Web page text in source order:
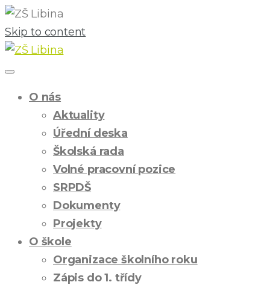
Skip to content
O nás
Aktuality
Úřední deska
Školská rada
Volné pracovní pozice
SRPDŠ
Dokumenty
Projekty
O škole
Organizace školního roku
Zápis do 1. třídy